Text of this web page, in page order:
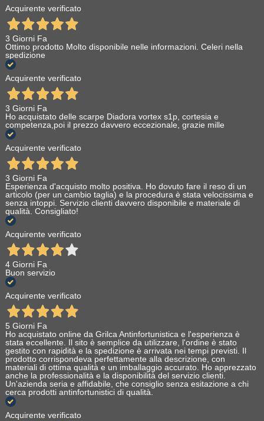
Acquirente verificato
3 Giorni Fa
Ottimo prodotto Molto disponibile nelle informazioni. Celeri nella
spedizione
Acquirente verificato
3 Giorni Fa
Ho acquistato delle scarpe Diadora vortex s1p, cortesia e
competenza,poi il prezzo davvero eccezionale, grazie mille
Acquirente verificato
3 Giorni Fa
Esperienza d'acquisto molto positiva. Ho dovuto fare il reso di un
articolo (per un cambio taglia) e la procedura è stata velocissima e
senza intoppi. Servizio clienti davvero disponibile e materiale di
qualità. Consigliato!
Acquirente verificato
4 Giorni Fa
Buon servizio
Acquirente verificato
5 Giorni Fa
Ho acquistato online da Grilca Antinfortunistica e l'esperienza è
stata eccellente. Il sito è semplice da utilizzare, l'ordine è stato
gestito con rapidità e la spedizione è arrivata nei tempi previsti. Il
prodotto corrispondeva perfettamente alla descrizione, con
materiali di ottima qualità e un imballaggio accurato. Ho apprezzato
anche la professionalità e la disponibilità del servizio clienti.
Un'azienda seria e affidabile, che consiglio senza esitazione a chi
cerca prodotti antinfortunistici di qualità.
Acquirente verificato